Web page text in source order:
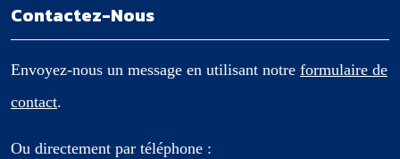
Contactez-Nous
Envoyez-nous un message en utilisant notre formulaire de
contact.
Ou directement par téléphone :